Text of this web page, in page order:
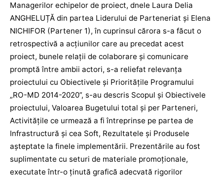
Managerilor echipelor de proiect, dnele Laura Delia
ANGHELUȚĂ din partea Liderului de Parteneriat și Elena
NICHIFOR (Partener 1), în cuprinsul cărora s-a făcut o
retrospectivă a acțiunilor care au precedat acest
proiect, bunele relații de colaborare și comunicare
promptă între ambii actori, s-a reliefat relevanța
proiectului cu Obiectivele și Prioritățile Programului
„RO-MD 2014-2020”, s-au descris Scopul și Obiectivele
proiectului, Valoarea Bugetului total și per Parteneri,
Activitățile ce urmează a fi întreprinse pe partea de
Infrastructură și cea Soft, Rezultatele și Produsele
așteptate la finele implementării. Prezentările au fost
suplimentate cu seturi de materiale promoționale,
executate într-o ținută grafică adecvată rigorilor